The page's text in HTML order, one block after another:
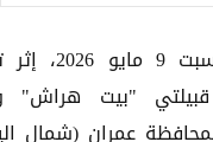
​قُتل شخص على الأقل، السبت
قبيلتي "بيت هراش"
عمران (شمال